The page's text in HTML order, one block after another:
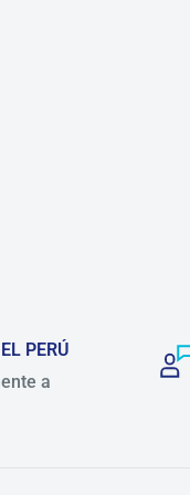
PERÚ
a